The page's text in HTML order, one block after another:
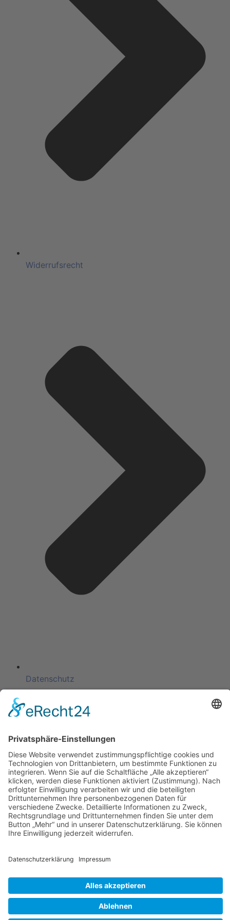
Widerrufsrecht
Datenschutz
KATEGORIEN
ÜBER UNS
Geschützt durchSecurity by CleanTalk